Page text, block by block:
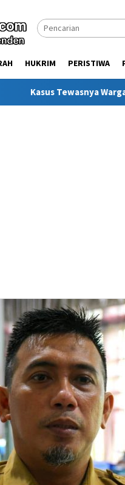
HUKRIM PERISTIWA
Warga Sinjai di